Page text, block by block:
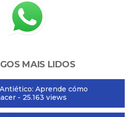
MAIS LIDOS
Aprende cómo
- 25.163 views